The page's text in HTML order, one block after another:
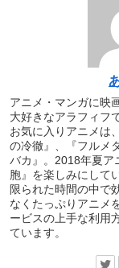
アニメ・マンガに映
大好きなアラフィフ
お気に入りアニメは
の冷徹』、『フルメ
バカ』。2018年夏ア
胞』を楽しみにして
限られた時間の中で
なくたっぷりアニメ
ービスの上手な利用
ています。